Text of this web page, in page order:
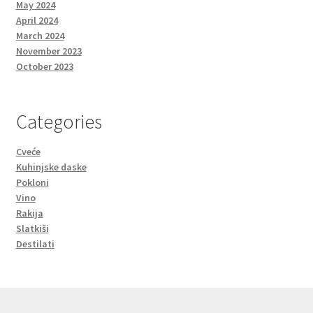
May 2024
April 2024
March 2024
November 2023
October 2023
Categories
Cveće
Kuhinjske daske
Pokloni
Vino
Rakija
Slatkiši
Destilati